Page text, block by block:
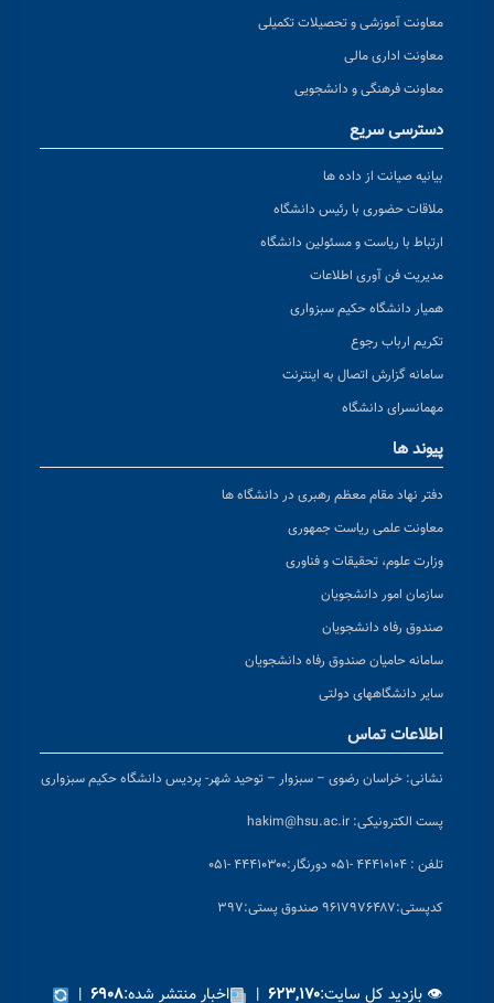
معاونت آموزشی و تحصیلات تکمیلی
معاونت اداری مالی
معاونت فرهنگی و دانشجویی
دسترسی سریع
بیانیه صیانت از داده ها
ملاقات حضوری با رئیس دانشگاه
ارتباط با ریاست و مسئولین دانشگاه
مدیریت فن آوری اطلاعات
همیار دانشگاه حکیم سبزواری
تکریم ارباب رجوع
سامانه گزارش اتصال به اینترنت
مهمانسرای دانشگاه
پیوند ها
دفتر نهاد مقام معظم رهبری در دانشگاه ها
معاونت علمی ریاست جمهوری
وزارت علوم، تحقیقات و فناوری
سازمان امور دانشجویان
صندوق رفاه دانشجویان
سامانه حامیان صندوق رفاه دانشجویان
سایر دانشگاههای دولتی
اطلاعات تماس
نشانی: خراسان رضوی – سبزوار – توحید شهر- پردیس دانشگاه حکیم سبزواری
پست الکترونیکی: hakim@hsu.ac.ir
تلفن : ۴۴۴۱۰۱۰۴ -۰۵۱ دورنگار:۴۴۴۱۰۳۰۰ -۰۵۱
کدپستی:۹۶۱۷۹۷۶۴۸۷ صندوق پستی:۳۹۷
👁 بازدید کل سایت:۶۲۳,۱۷۰ | اخبار منتشر شده:۶۹۰۸ |